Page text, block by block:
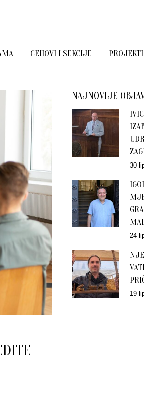
CEHOVI I SEKCIJE PROJEKTI
NAJNOVIJE
30
24
19